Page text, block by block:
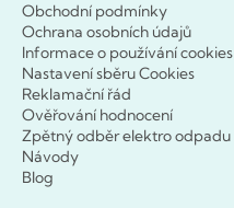
Obchodní podmínky
Ochrana osobních údajů
Informace o používání cookies
Nastavení sběru Cookies
Reklamační řád
Ověřování hodnocení
Zpětný odběr elektro odpadu
Návody
Blog